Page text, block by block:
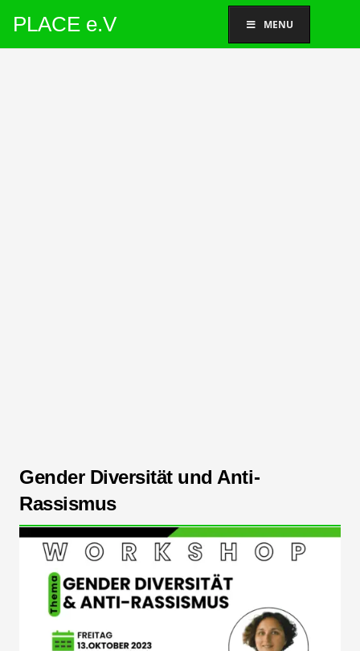
PLACE e.V MENU
Gender Diversität und Anti-
Rassismus